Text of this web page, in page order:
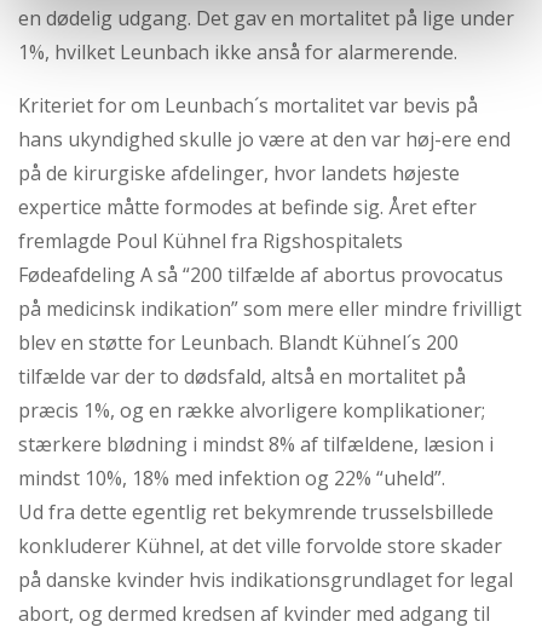
en dødelig udgang. Det gav en mortalitet på lige under
1%, hvilket Leunbach ikke anså for alarmerende.
Kriteriet for om Leunbach´s mortalitet var bevis på
hans ukyndighed skulle jo være at den var høj-ere end
på de kirurgiske afdelinger, hvor landets højeste
expertice måtte formodes at befinde sig. Året efter
fremlagde Poul Kühnel fra Rigshospitalets
Fødeafdeling A så “200 tilfælde af abortus provocatus
på medicinsk indikation” som mere eller mindre frivilligt
blev en støtte for Leunbach. Blandt Kühnel´s 200
tilfælde var der to dødsfald, altså en mortalitet på
præcis 1%, og en række alvorligere komplikationer;
stærkere blødning i mindst 8% af tilfældene, læsion i
mindst 10%, 18% med infektion og 22% “uheld”.
Ud fra dette egentlig ret bekymrende trusselsbillede
konkluderer Kühnel, at det ville forvolde store skader
på danske kvinder hvis indikationsgrundlaget for legal
abort, og dermed kredsen af kvinder med adgang til